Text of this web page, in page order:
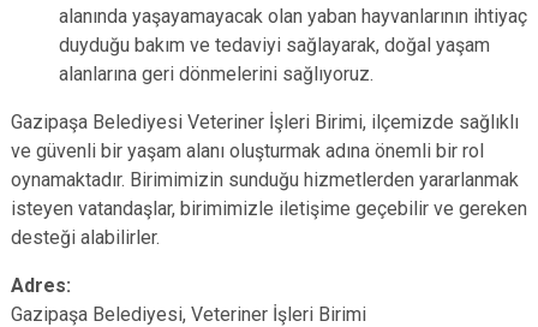
alanında yaşayamayacak olan yaban hayvanlarının ihtiyaç
duyduğu bakım ve tedaviyi sağlayarak, doğal yaşam
alanlarına geri dönmelerini sağlıyoruz.
Gazipaşa Belediyesi Veteriner İşleri Birimi, ilçemizde sağlıklı
ve güvenli bir yaşam alanı oluşturmak adına önemli bir rol
oynamaktadır. Birimimizin sunduğu hizmetlerden yararlanmak
isteyen vatandaşlar, birimimizle iletişime geçebilir ve gereken
desteği alabilirler.
Adres:
Gazipaşa Belediyesi, Veteriner İşleri Birimi